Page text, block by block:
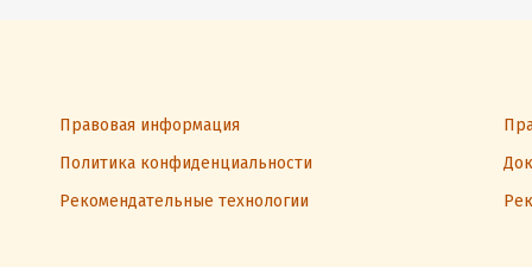
Правовая информация
Политика конфиденциальности
Рекомендательные технологии